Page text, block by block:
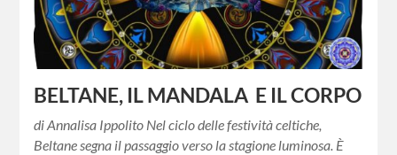
BELTANE, IL MANDALA E IL CORPO
di Annalisa Ippolito Nel ciclo delle festività celtiche,
Beltane segna il passaggio verso la stagione luminosa. È